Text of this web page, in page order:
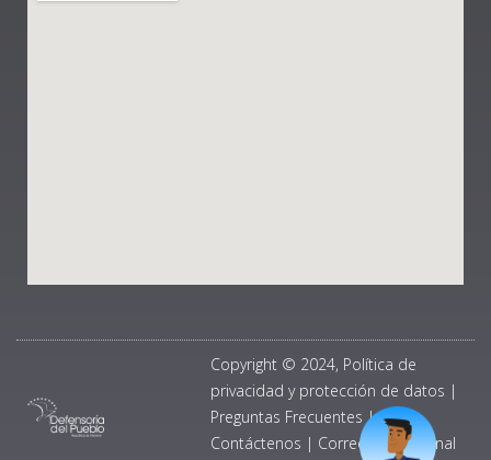
Copyright © 2024, Política de
privacidad y protección de datos |
Preguntas Frecuentes |
Contáctenos | Correo Institucional